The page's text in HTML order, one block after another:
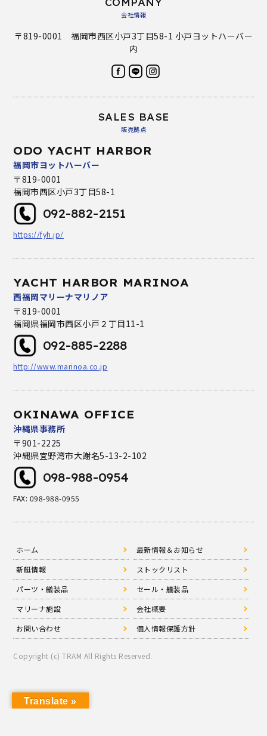
会社情報
COMPANY
〒819-0001 福岡市西区小戸3丁目58-1 小戸ヨットハーバー
内
販売拠点
SALES BASE
福岡市ヨットハーバー
ODO YACHT HARBOR
〒819-0001
福岡市西区小戸3丁目58-1
092-882-2151
https://fyh.jp/
西福岡マリーナマリノア
YACHT HARBOR MARINOA
〒819-0001
福岡県福岡市西区小戸２丁目11-1
092-885-2288
http://www.marinoa.co.jp
沖縄県事務所
OKINAWA OFFICE
〒901-2225
沖縄県宜野湾市大謝名5-13-2-102
098-988-0954
FAX: 098-988-0955
ホーム
最新情報＆お知らせ
新艇情報
ストックリスト
パーツ・艤装品
セール・艤装品
マリーナ施設
会社概要
お問い合わせ
個人情報保護方針
Copyright (c) TRAM All Rights Reserved.
Translate »